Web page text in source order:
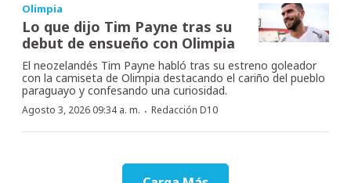
Olimpia
Lo que dijo Tim Payne tras su
debut de ensueño con Olimpia
El neozelandés Tim Payne habló tras su estreno goleador
con la camiseta de Olimpia destacando el cariño del pueblo
paraguayo y confesando una curiosidad.
Agosto 3, 2026 09:34 a. m. · Redacción D10